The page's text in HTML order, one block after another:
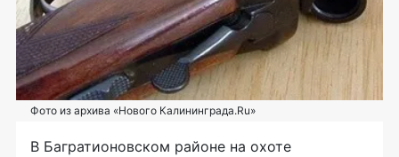
Фото из архива «Нового Калининграда.Ru»
В Багратионовском районе на охоте